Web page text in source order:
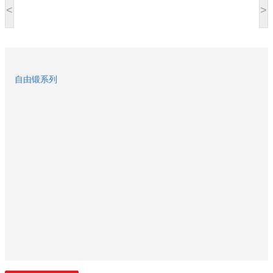
< >
自由锻系列